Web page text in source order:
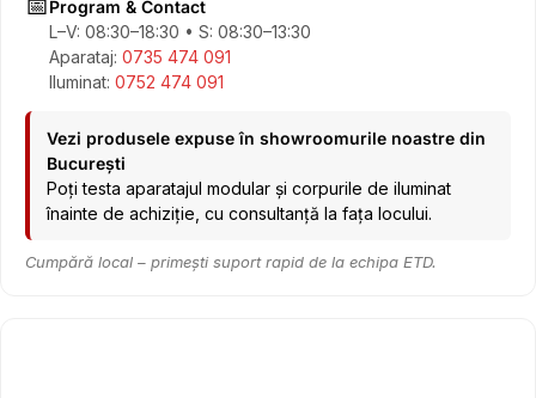
📅Program & Contact
L–V: 08:30–18:30 • S: 08:30–13:30
Aparataj: 0735 474 091
Iluminat: 0752 474 091
Vezi produsele expuse în showroomurile noastre din
București
Poți testa aparatajul modular și corpurile de iluminat
înainte de achiziție, cu consultanță la fața locului.
Cumpără local – primești suport rapid de la echipa ETD.